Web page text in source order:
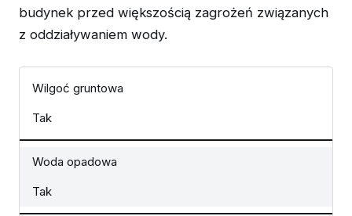
budynek przed większością zagrożeń związanych
z oddziaływaniem wody.
Wilgoć gruntowa
Tak
Woda opadowa
Tak